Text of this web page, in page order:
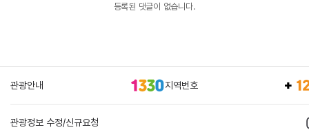
등록된 댓글이 없습니다.
관광안내 지역번호
관광정보 수정/신규요청